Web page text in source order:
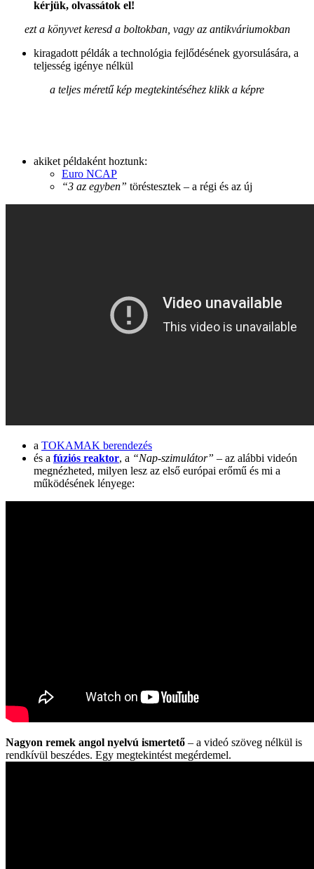
kérjük, olvassátok el!
ezt a könyvet keresd a boltokban, vagy az antikváriumokban
kiragadott példák a technológia fejlődésének gyorsulására, a
teljesség igénye nélkül
a teljes méretű kép megtekintéséhez klikk a képre
akiket példaként hoztunk:
Euro NCAP
“3 az egyben” töréstesztek – a régi és az új
a TOKAMAK berendezés
és a fúziós reaktor, a “Nap-szimulátor” – az alábbi videón
megnézheted, milyen lesz az első európai erőmű és mi a
működésének lényege:
Nagyon remek angol nyelvú ismertető – a videó szöveg nélkül is
rendkívül beszédes. Egy megtekintést megérdemel.